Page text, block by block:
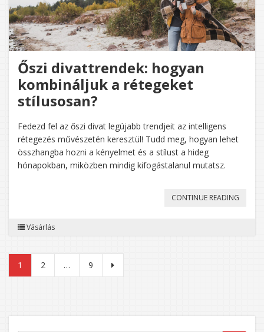
Őszi divattrendek: hogyan
kombináljuk a rétegeket
stílusosan?
Fedezd fel az őszi divat legújabb trendjeit az intelligens
rétegezés művészetén keresztül! Tudd meg, hogyan lehet
összhangba hozni a kényelmet és a stílust a hideg
hónapokban, miközben mindig kifogástalanul mutatsz.
CONTINUE READING
Vásárlás
Bejegyzések
lapozása
1 2 … 9